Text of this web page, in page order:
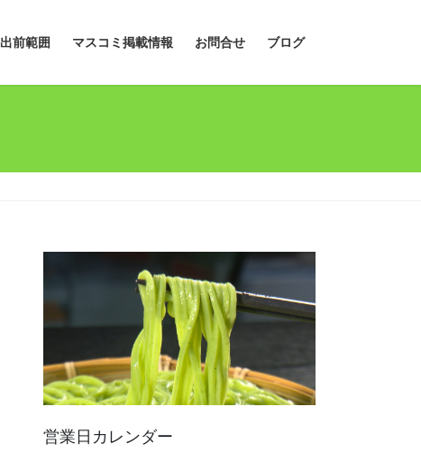
出前範囲 マスコミ掲載情報 お問合せ ブログ
営業日カレンダー